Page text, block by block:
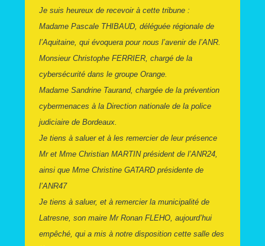
Je suis heureux de recevoir à cette tribune :
Madame Pascale THIBAUD, déléguée régionale de
l’Aquitaine, qui évoquera pour nous l’avenir de l’ANR.
Monsieur Christophe FERRIER, chargé de la
cybersécurité dans le groupe Orange.
Madame Sandrine Taurand, chargée de la prévention
cybermenaces à la Direction nationale de la police
judiciaire de Bordeaux.
Je tiens à saluer et à les remercier de leur présence
Mr et Mme Christian MARTIN président de l’ANR24,
ainsi que Mme Christine GATARD présidente de
l’ANR47
Je tiens à saluer, et à remercier la municipalité de
Latresne, son maire Mr Ronan FLEHO, aujourd’hui
empêché, qui a mis à notre disposition cette salle des